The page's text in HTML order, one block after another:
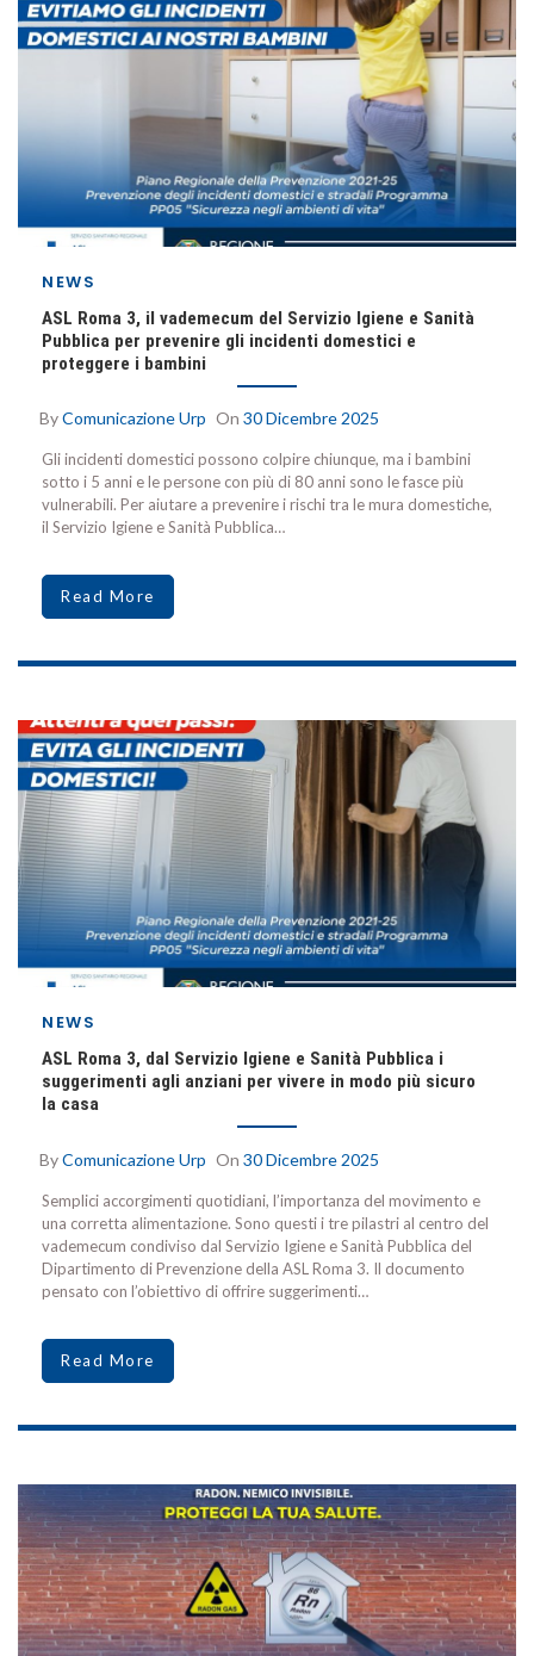
NEWS
ASL Roma 3, il vademecum del Servizio Igiene e Sanità
Pubblica per prevenire gli incidenti domestici e
proteggere i bambini
ByComunicazione Urp On 30 Dicembre 2025
Gli incidenti domestici possono colpire chiunque, ma i bambini
sotto i 5 anni e le persone con più di 80 anni sono le fasce più
vulnerabili. Per aiutare a prevenire i rischi tra le mura domestiche,
il Servizio Igiene e Sanità Pubblica…
Read More
NEWS
ASL Roma 3, dal Servizio Igiene e Sanità Pubblica i
suggerimenti agli anziani per vivere in modo più sicuro
la casa
ByComunicazione Urp On 30 Dicembre 2025
Semplici accorgimenti quotidiani, l’importanza del movimento e
una corretta alimentazione. Sono questi i tre pilastri al centro del
vademecum condiviso dal Servizio Igiene e Sanità Pubblica del
Dipartimento di Prevenzione della ASL Roma 3. Il documento
pensato con l’obiettivo di offrire suggerimenti…
Read More